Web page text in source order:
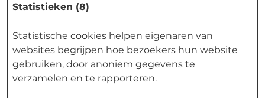
Statistieken (8)
Statistische cookies helpen eigenaren van
websites begrijpen hoe bezoekers hun website
gebruiken, door anoniem gegevens te
verzamelen en te rapporteren.